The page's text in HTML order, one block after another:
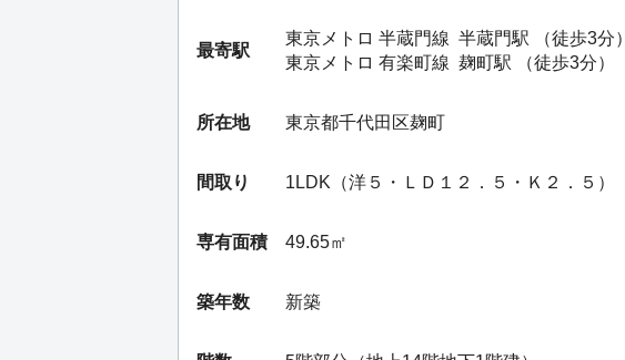
最寄駅
東京メトロ 半蔵門線 半蔵門駅 （徒歩3分）
東京メトロ 有楽町線 麹町駅 （徒歩3分）
所在地 東京都千代田区麹町
間取り 1LDK（洋５・ＬＤ１２．５・Ｋ２．５）
専有面積 49.65㎡
築年数 新築